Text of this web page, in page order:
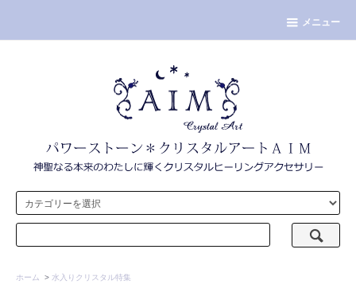
メニュー
ホーム > 水入りクリスタル特集